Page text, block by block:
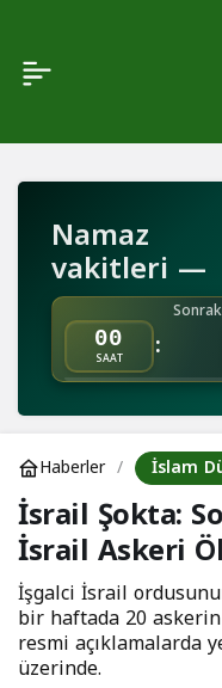
Namaz
vakitleri —
00
SAAT :
Haberler İslam
İsrail Şokta:
İsrail Askeri
İşgalci İsrail
bir haftada 20
resmi açıklamalarda
üzerinde.
Haftada 20 İsrail Askeri